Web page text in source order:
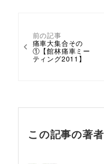
前の記事
痛車大集合その
①【館林痛車ミー
ティング2011】
この記事の著者